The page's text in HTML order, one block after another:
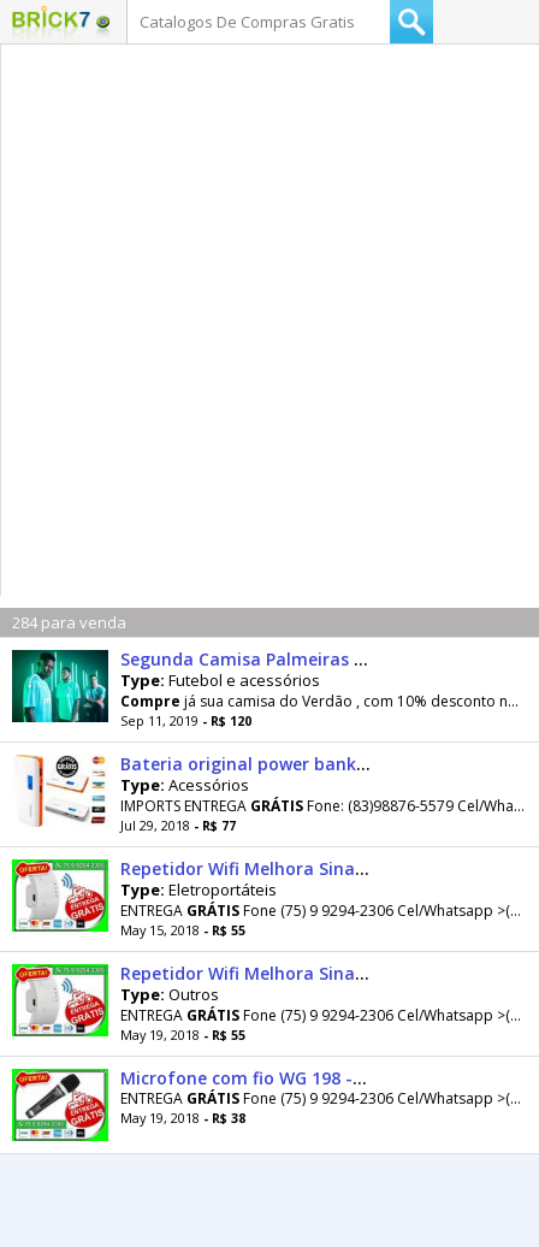
284 para venda
Segunda Camisa Palmeiras 2019/20
Type: Futebol e acessórios
Compre já sua camisa do Verdão , com 10% desconto no Boleto , depósito ou transferência
Sep 11, 2019 - R$ 120
Bateria original power bank pineng 10.000 ah - entrega grátis
Type: Acessórios
IMPORTS ENTREGA GRÁTISFone: (83)98876-5579 Cel/Whatsapp: (83)98876-5579 SOLICITE NO WHATSAPP
Jul 29, 2018 - R$ 77
Repetidor Wifi Melhora Sinal 300mbps Amplificador Roteador -Novo-Entrega Grátis
Type: Eletroportáteis
ENTREGA GRÁTISFone (75) 9 9294-2306 Cel/Whatsapp >(75) 9 9294-2306 >>>>>>>
May 15, 2018 - R$ 55
Repetidor Wifi Melhora Sinal 300mbps Amplificador Roteador -Novo-Entrega Grátis
Type: Outros
ENTREGA GRÁTISFone (75) 9 9294-2306 Cel/Whatsapp >(75) 9 9294-2306 >>>>>>>
May 19, 2018 - R$ 55
Microfone com fio WG 198 -Novo- Entrega Grátis
ENTREGA GRÁTISFone (75) 9 9294-2306 Cel/Whatsapp >(75) 9 9294-2306 >>>>>>>
May 19, 2018 - R$ 38